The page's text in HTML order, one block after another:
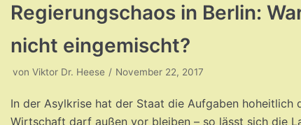
Regierungschaos in Berlin:
nicht eingemischt?
von Viktor Dr. Heese November 22, 2017
In der Asylkrise hat der Staat die Aufgaben
Wirtschaft darf außen vor bleiben – so lässt sich die